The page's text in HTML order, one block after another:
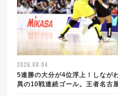
2026.08.04
5連勝の大分が4位浮上！しなが
異の10戦連続ゴール。王者名